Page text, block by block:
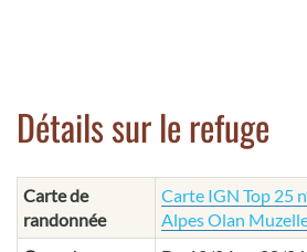
Détails sur le refuge
Carte de
randonnée
Carte IGN Top 25
Alpes Olan